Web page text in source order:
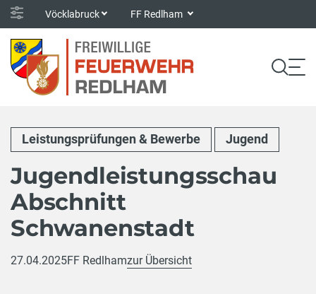
Vöcklabruck FF Redlham
Leistungsprüfungen & Bewerbe Jugend
Jugendleistungsschau
Abschnitt
Schwanenstadt
27.04.2025FF Redlhamzur Übersicht